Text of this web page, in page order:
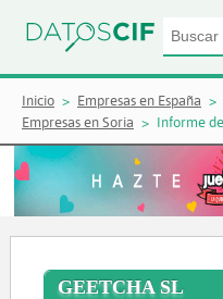
Inicio Empresas en España
Empresas en Soria
Informe
GEETCHA SL